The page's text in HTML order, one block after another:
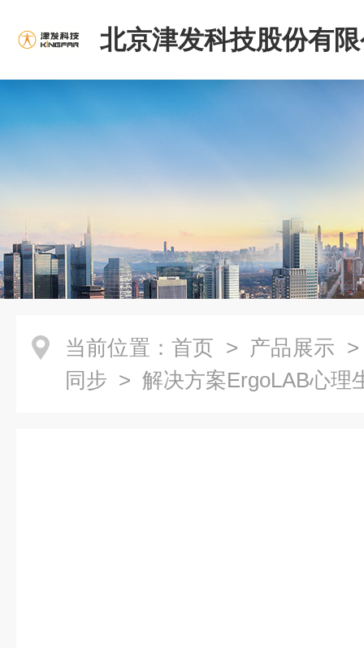
北京津发科技股份有
当前位置： 首页 > 产品展示
同步 > 解决方案ErgoLAB心理